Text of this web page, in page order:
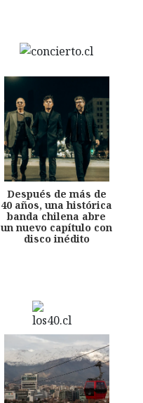
Después de más de
40 años, una histórica
banda chilena abre
un nuevo capítulo con
disco inédito